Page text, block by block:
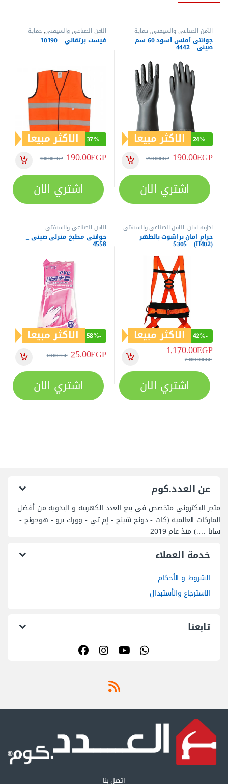
الأمن الصناعي والسيفتي,حماية
اليدين جوانتى أملس أسود 60 سم
صينى _ 4442
-
24% الاكثر مبيعا
190.00EGP
250.00EGP
اشتري الان
الأمن الصناعي والسيفتي,حماية
الجسم
فيست برتقالي _ 10190
-
37% الاكثر مبيعا
190.00EGP
300.00EGP
اشتري الان
أحزمة أمان, الأمن الصناعي والسيفتي
حزام امان براشوت بالظهر
(H402) _ 5305
-
42% الاكثر مبيعا
1,170.00EGP
2,000.00EGP
اشتري الان
الأمن الصناعي والسيفتي
جوانتى مطبخ منزلى صينى _
4558
-
58% الاكثر مبيعا
25.00EGP
60.00EGP
اشتري الان
عن العدد.كوم
متجر اليكتروني متخصص في بيع العدد الكهربية و اليدوية من أفضل
الماركات العالمية (كات - دونج شينج - إم تي - وورك برو - هوجونج -
ساتا ….) منذ عام 2019
خدمة العملاء
الشروط و الأحكام
الاسترجاع والأستبدال
تابعنا
اتصل بنا